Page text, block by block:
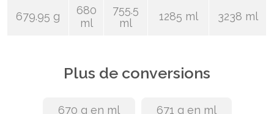
679.95 g
680
ml
755.5
ml
1285 ml 3238 ml
Plus de conversions
670 g en ml 671 g en ml